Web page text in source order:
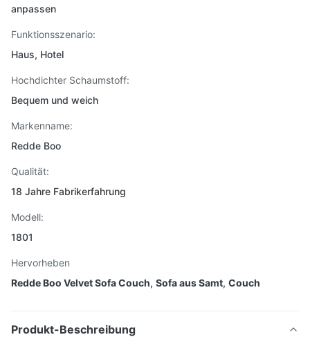
anpassen
Funktionsszenario:
Haus, Hotel
Hochdichter Schaumstoff:
Bequem und weich
Markenname:
Redde Boo
Qualität:
18 Jahre Fabrikerfahrung
Modell:
1801
Hervorheben
Redde Boo Velvet Sofa Couch, Sofa aus Samt, Couch
Produkt-Beschreibung